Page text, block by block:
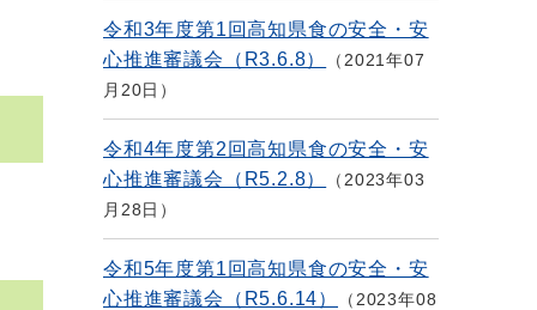
令和3年度第1回高知県食の安全・安
心推進審議会（R3.6.8）
2021年07
月20日
令和4年度第2回高知県食の安全・安
心推進審議会（R5.2.8）
2023年03
月28日
令和5年度第1回高知県食の安全・安
心推進審議会（R5.6.14）
2023年08